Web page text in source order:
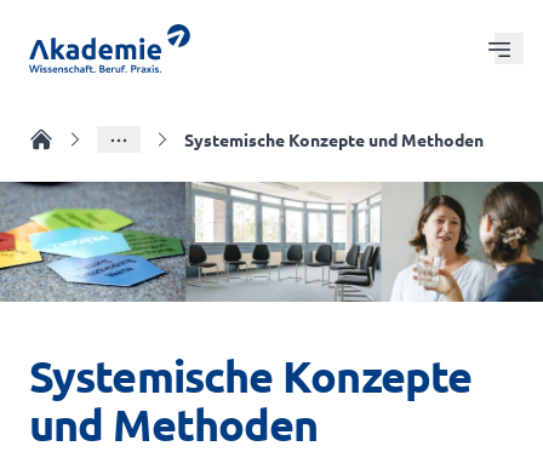
Online Seminare
Die Akademie
Zur Startseite Systemische Konzepte und Methoden
Systemische Konzepte
und Methoden